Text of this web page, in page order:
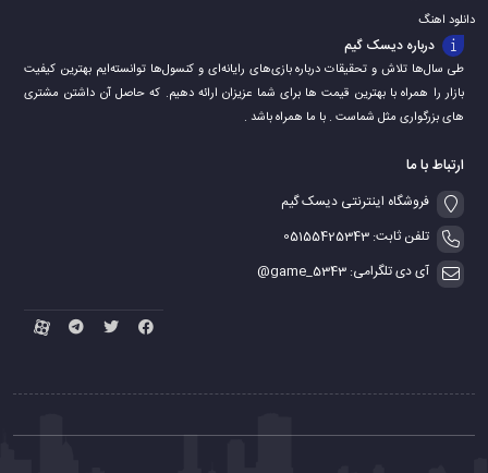
دانلود اهنگ
درباره دیسک گیم
طی سال‌ها تلاش و تحقیقات درباره بازی‌های رایانه‌ای و کنسول‌ها توانسته‌ایم بهترین کیفیت
بازار را همراه با بهترین قیمت ها برای شما عزیزان ارائه دهیم. که حاصل آن داشتن مشتری
های بزرگواری مثل شماست . با ما همراه باشد .
ارتباط با ما
فروشگاه اینترنتی دیسک گیم
تلفن ثابت: 05155425343
آی دی تلگرامی: game_5343@